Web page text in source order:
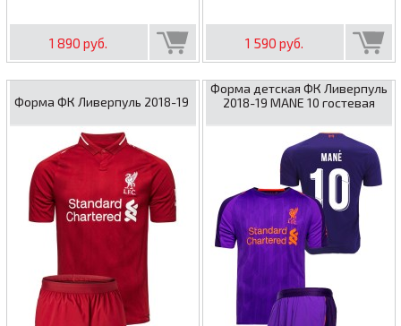
1 890 руб. 1 590 руб.
Форма ФК Ливерпуль 2018-19
Форма детская ФК Ливерпуль
2018-19 MANE 10 гостевая